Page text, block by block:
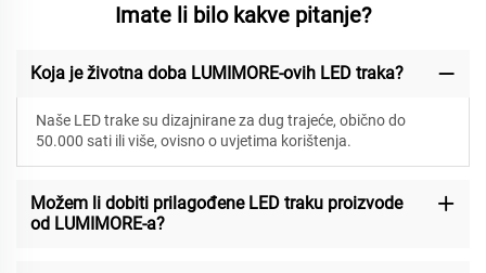
Imate li bilo kakve pitanje?
Koja je životna doba LUMIMORE-ovih LED traka?
Naše LED trake su dizajnirane za dug trajeće, obično do
50.000 sati ili više, ovisno o uvjetima korištenja.
Možem li dobiti prilagođene LED traku proizvode
od LUMIMORE-a?